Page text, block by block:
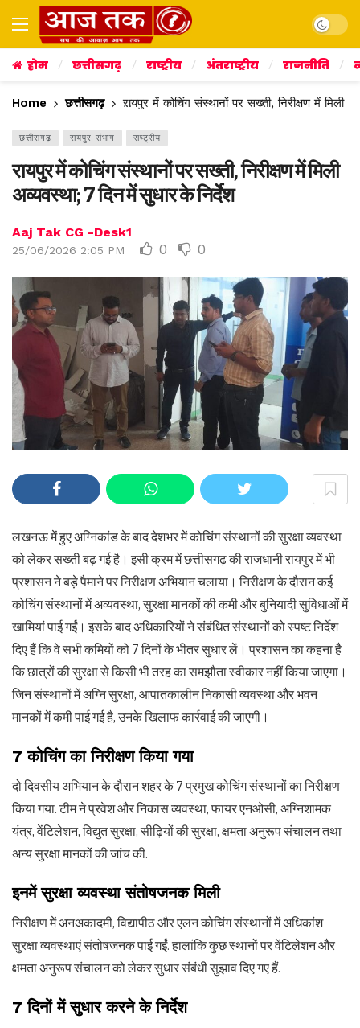
Dark
होम छत्तीसगढ़ राष्ट्रीय अंतराष्ट्रीय राजनीति
Home छत्तीसगढ़ रायपुर में कोचिंग संस्थानों पर सख्ती, निरीक्षण में मिली
छत्तीसगढ़ रायपुर संभाग राष्ट्रीय
रायपुर में कोचिंग संस्थानों पर सख्ती, निरीक्षण में मिली
अव्यवस्था; 7 दिन में सुधार के निर्देश
Aaj Tak CG -Desk1
25/06/2026 2:05 PM 0 0
लखनऊ में हुए अग्निकांड के बाद देशभर में कोचिंग संस्थानों की सुरक्षा व्यवस्था
को लेकर सख्ती बढ़ गई है। इसी क्रम में छत्तीसगढ़ की राजधानी रायपुर में भी
प्रशासन ने बड़े पैमाने पर निरीक्षण अभियान चलाया। निरीक्षण के दौरान कई
कोचिंग संस्थानों में अव्यवस्था, सुरक्षा मानकों की कमी और बुनियादी सुविधाओं में
खामियां पाई गईं। इसके बाद अधिकारियों ने संबंधित संस्थानों को स्पष्ट निर्देश
दिए हैं कि वे सभी कमियों को 7 दिनों के भीतर सुधार लें। प्रशासन का कहना है
कि छात्रों की सुरक्षा से किसी भी तरह का समझौता स्वीकार नहीं किया जाएगा।
जिन संस्थानों में अग्नि सुरक्षा, आपातकालीन निकासी व्यवस्था और भवन
मानकों में कमी पाई गई है, उनके खिलाफ कार्रवाई की जाएगी।
7 कोचिंग का निरीक्षण किया गया
दो दिवसीय अभियान के दौरान शहर के 7 प्रमुख कोचिंग संस्थानों का निरीक्षण
किया गया. टीम ने प्रवेश और निकास व्यवस्था, फायर एनओसी, अग्निशामक
यंत्र, वेंटिलेशन, विद्युत सुरक्षा, सीढ़ियों की सुरक्षा, क्षमता अनुरूप संचालन तथा
अन्य सुरक्षा मानकों की जांच की.
इनमें सुरक्षा व्यवस्था संतोषजनक मिली
निरीक्षण में अनअकादमी, विद्यापीठ और एलन कोचिंग संस्थानों में अधिकांश
सुरक्षा व्यवस्थाएं संतोषजनक पाई गईं. हालांकि कुछ स्थानों पर वेंटिलेशन और
क्षमता अनुरूप संचालन को लेकर सुधार संबंधी सुझाव दिए गए हैं.
7 दिनों में सुधार करने के निर्देश